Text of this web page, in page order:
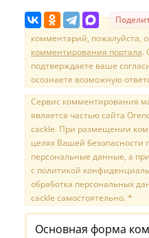
комментарий, пожалуйста,
комментирования портала.
подтверждаете ваше
осознаете возможную
Сервис комментирования
является частью сайта
cackle. При размещении
целях Вашей безопасности
персональные данные, а
с политикой
обработка персональных
cackle самостоятельно. *
Основная форма